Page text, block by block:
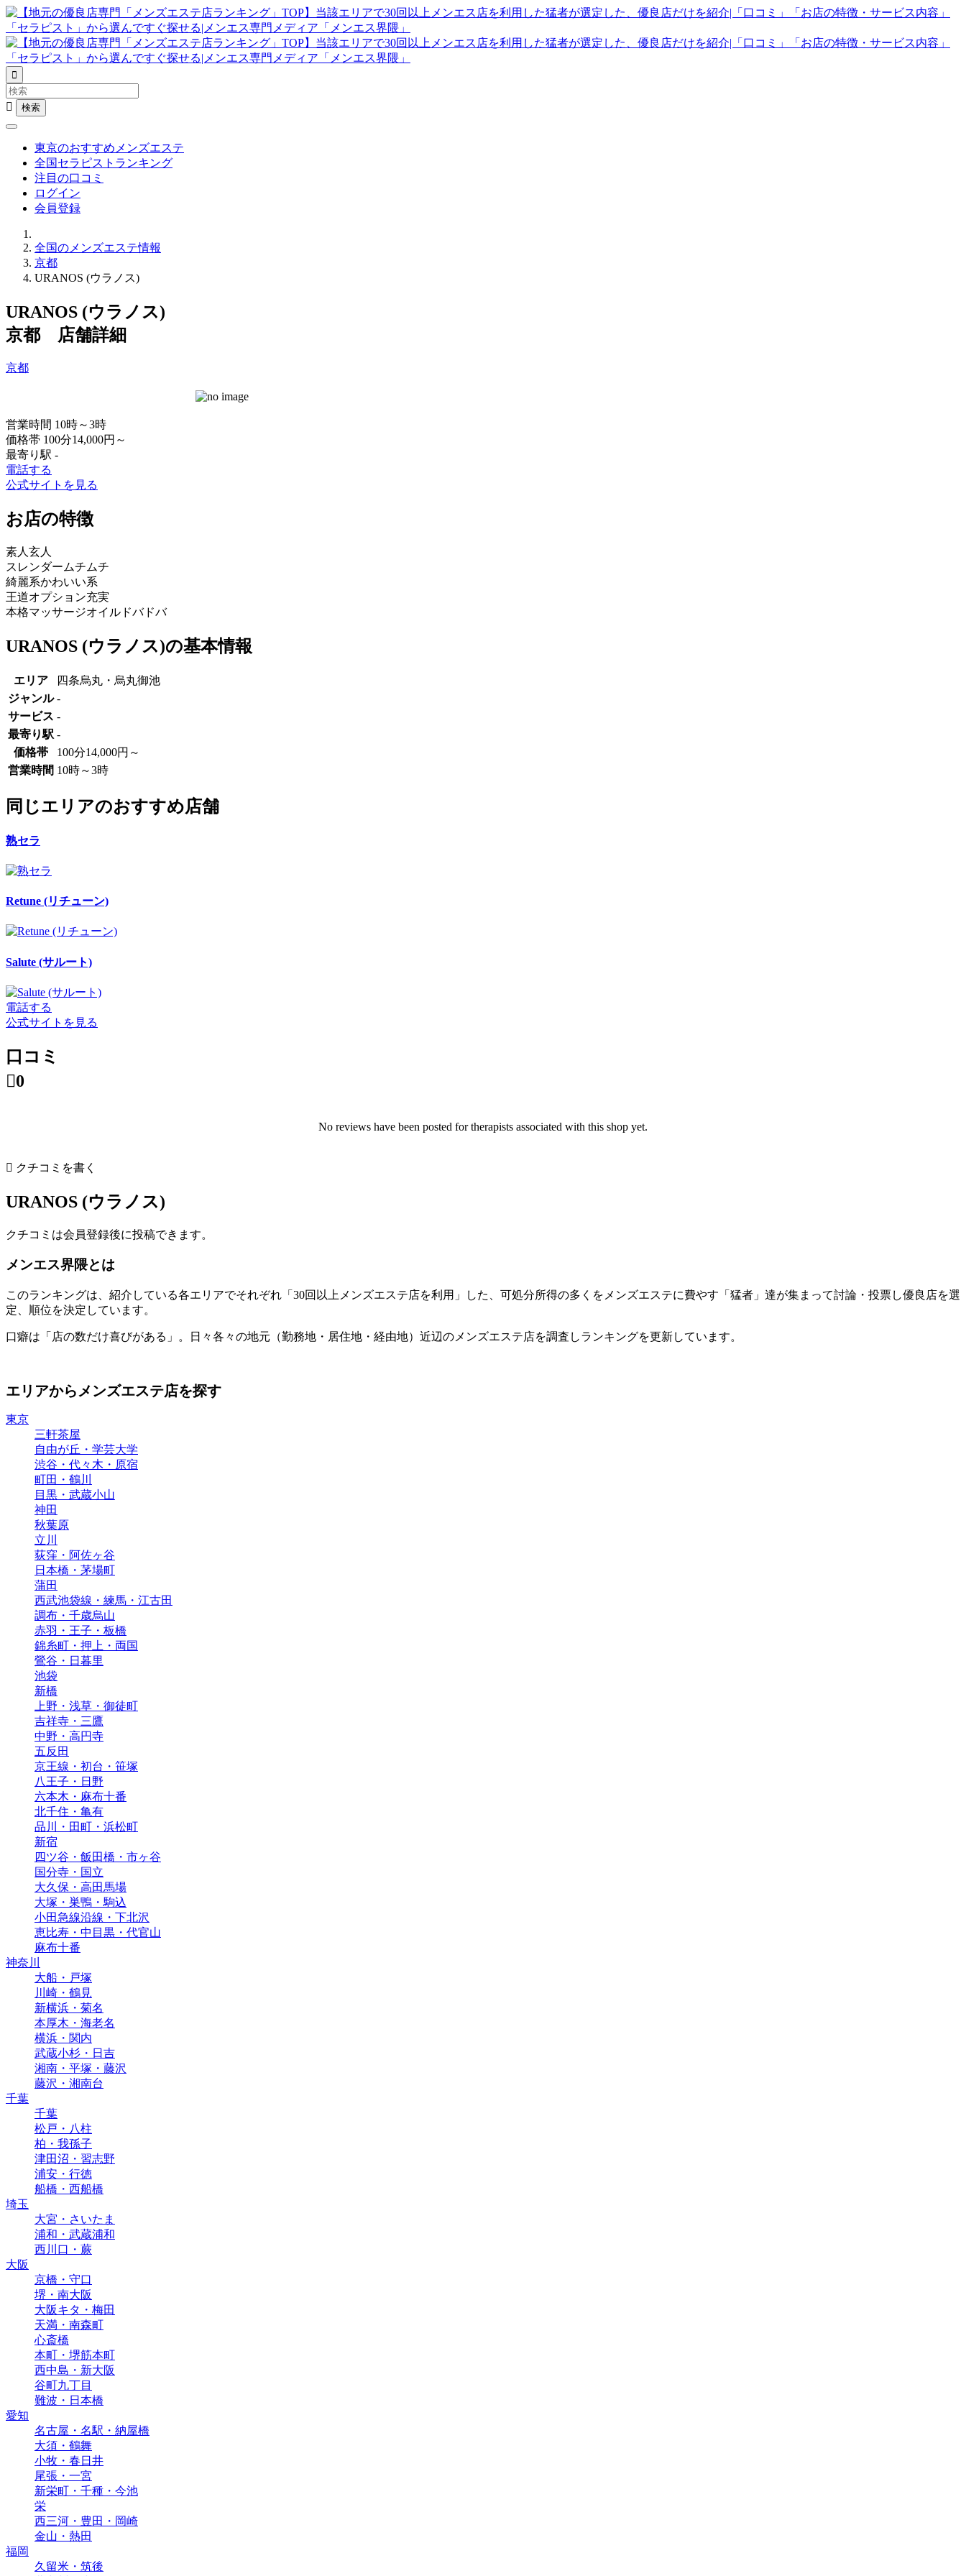


東京のおすすめメンズエステ
全国セラピストランキング
注目の口コミ
ログイン
会員登録
全国のメンズエステ情報
京都
URANOS (ウラノス)
URANOS (ウラノス)
京都 店舗詳細
京都
営業時間 10時～3時
価格帯 100分14,000円～
最寄り駅 -
電話する
公式サイトを見る
お店の特徴
素人 玄人
スレンダー ムチムチ
綺麗系かわいい系
王道オプション充実
本格マッサージオイルドバドバ
URANOS (ウラノス)の基本情報
エリア
四条烏丸・烏丸御池
ジャンル -
サービス -
最寄り駅 -
価格帯
100分14,000円～
営業時間 10時～3時
同じエリアのおすすめ店舗
熟セラ
Retune (リチューン)
Salute (サルート)
電話する
公式サイトを見る
口コミ
0
No reviews have been posted for therapists associated with this shop yet.
 クチコミを書く
URANOS (ウラノス)
クチコミは会員登録後に投稿できます。
メンエス界隈とは
このランキングは、紹介している各エリアでそれぞれ「30回以上メンズエステ店を利用」した、可処分所得の多くをメンズエステに費やす「猛者」達が集まって討論・投票し優良店を選
定、順位を決定しています。
口癖は「店の数だけ喜びがある」。日々各々の地元（勤務地・居住地・経由地）近辺のメンズエステ店を調査しランキングを更新しています。
エリアからメンズエステ店を探す
東京
三軒茶屋
自由が丘・学芸大学
渋谷・代々木・原宿
町田・鶴川
目黒・武蔵小山
神田
秋葉原
立川
荻窪・阿佐ヶ谷
日本橋・茅場町
蒲田
西武池袋線・練馬・江古田
調布・千歳烏山
赤羽・王子・板橋
錦糸町・押上・両国
鶯谷・日暮里
池袋
新橋
上野・浅草・御徒町
吉祥寺・三鷹
中野・高円寺
五反田
京王線・初台・笹塚
八王子・日野
六本木・麻布十番
北千住・亀有
品川・田町・浜松町
新宿
四ツ谷・飯田橋・市ヶ谷
国分寺・国立
大久保・高田馬場
大塚・巣鴨・駒込
小田急線沿線・下北沢
恵比寿・中目黒・代官山
麻布十番
神奈川
大船・戸塚
川崎・鶴見
新横浜・菊名
本厚木・海老名
横浜・関内
武蔵小杉・日吉
湘南・平塚・藤沢
藤沢・湘南台
千葉
千葉
松戸・八柱
柏・我孫子
津田沼・習志野
浦安・行徳
船橋・西船橋
埼玉
大宮・さいたま
浦和・武蔵浦和
西川口・蕨
大阪
京橋・守口
堺・南大阪
大阪キタ・梅田
天満・南森町
心斎橋
本町・堺筋本町
西中島・新大阪
谷町九丁目
難波・日本橋
愛知
名古屋・名駅・納屋橋
大須・鶴舞
小牧・春日井
尾張・一宮
新栄町・千種・今池
栄
西三河・豊田・岡崎
金山・熱田
福岡
久留米・筑後